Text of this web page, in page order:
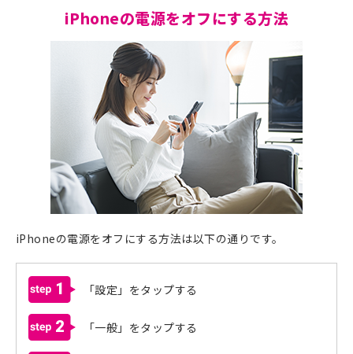
iPhoneの電源をオフにする方法
iPhoneの電源をオフにする方法は以下の通りです。
1 「設定」をタップする
2 「一般」をタップする